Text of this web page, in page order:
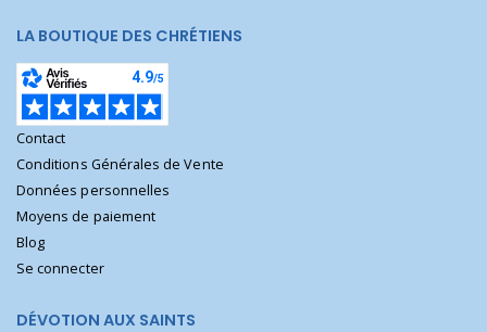
LA BOUTIQUE DES CHRÉTIENS
Contact
Conditions Générales de Vente
Données personnelles
Moyens de paiement
Blog
Se connecter
DÉVOTION AUX SAINTS